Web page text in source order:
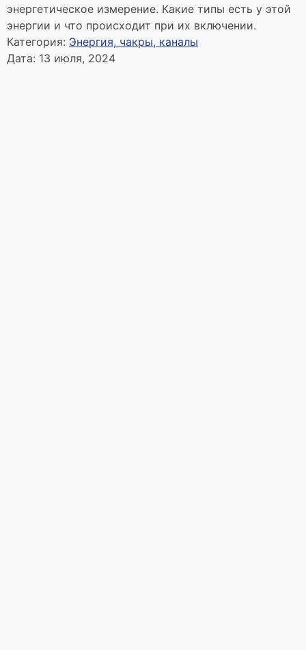
энергетическое измерение. Какие типы есть у этой
энергии и что происходит при их включении.
Категория: Энергия, чакры, каналы
Дата: 13 июля, 2024